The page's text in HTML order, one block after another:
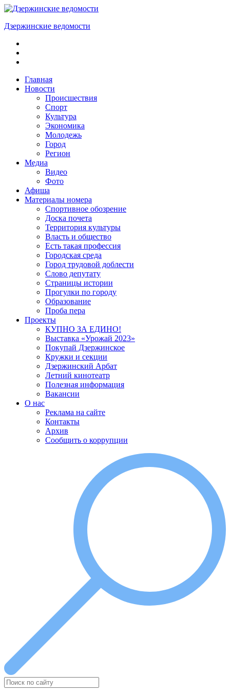
Skip
content
Дзержинские ведомости
ОБЩЕСТВЕННО-
ПОЛИТИЧЕСКАЯ
ГАЗЕТАГлавная
Новости
Происшествия
Спорт
Культура
Экономика
Молодежь
Город
Регион
Медиа
Видео
Фото
Афиша
Материалы номера
Спортивное обозрение
Доска почета
Территория культуры
Власть и общество
Есть такая профессия
Городская среда
Город трудовой доблести
Слово депутату
Страницы истории
Прогулки по городу
Образование
Проба пера
Проекты
КУПНО ЗА ЕДИНО!
Выставка «Урожай 2023»
Покупай Дзержинское
Кружки и секции
Дзержинский Арбат
Летний кинотеатр
Полезная информация
Вакансии
О нас
Реклама на сайте
Контакты
Архив
Сообщить о коррупции